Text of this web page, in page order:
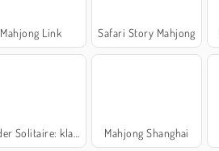
Mahjong Link Safari Story Mahjong
Mahjong Shanghai